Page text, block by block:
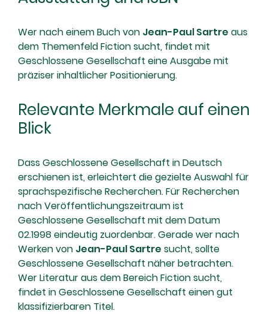
Wer nach einem Buch von Jean-Paul Sartre aus
dem Themenfeld Fiction sucht, findet mit
Geschlossene Gesellschaft eine Ausgabe mit
präziser inhaltlicher Positionierung.
Relevante Merkmale auf einen
Blick
Dass Geschlossene Gesellschaft in Deutsch
erschienen ist, erleichtert die gezielte Auswahl für
sprachspezifische Recherchen. Für Recherchen
nach Veröffentlichungszeitraum ist
Geschlossene Gesellschaft mit dem Datum
02.1998 eindeutig zuordenbar. Gerade wer nach
Werken von Jean-Paul Sartre sucht, sollte
Geschlossene Gesellschaft näher betrachten.
Wer Literatur aus dem Bereich Fiction sucht,
findet in Geschlossene Gesellschaft einen gut
klassifizierbaren Titel.